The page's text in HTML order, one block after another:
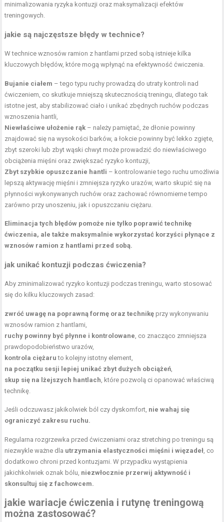
minimalizowania ryzyka kontuzji oraz maksymalizacji efektów
treningowych.
jakie są najczęstsze błędy w technice?
W technice wznosów ramion z hantlami przed sobą istnieje kilka
kluczowych błędów, które mogą wpłynąć na efektywność ćwiczenia.
Bujanie ciałem – tego typu ruchy prowadzą do utraty kontroli nad
ćwiczeniem, co skutkuje mniejszą skutecznością treningu, dlatego tak
istotne jest, aby stabilizować ciało i unikać zbędnych ruchów podczas
wznoszenia hantli,
Niewłaściwe ułożenie rąk – należy pamiętać, że dłonie powinny
znajdować się na wysokości barków, a łokcie powinny być lekko zgięte,
zbyt szeroki lub zbytwąski chwyt może prowadzić do niewłaściwego
obciążenia mięśni oraz zwiększać ryzyko kontuzji,
Zbyt szybkie opuszczanie hantli – kontrolowanie tego ruchu umożliwia
lepszą aktywację mięśni i zmniejsza ryzyko urazów, warto skupić się na
płynności wykonywanych ruchów oraz zachować równomierne tempo
zarówno przy unoszeniu, jak i opuszczaniu ciężaru.
Eliminacja tych błędów pomoże nie tylko poprawić technikę
ćwiczenia, ale także maksymalnie wykorzystać korzyści płynące z
wznosów ramion z hantlami przed sobą.
jak unikać kontuzji podczas ćwiczenia?
Aby zminimalizować ryzyko kontuzji podczas treningu, warto stosować
się do kilku kluczowych zasad:
zwróć uwagę na poprawną formę oraz technikę przy wykonywaniu
wznosów ramion z hantlami,
ruchy powinny być płynne i kontrolowane, co znacząco zmniejsza
prawdopodobieństwo urazów,
kontrola ciężaru to kolejny istotny element,
na początku sesji lepiej unikać zbyt dużych obciążeń,
skup się na lżejszych hantlach, które pozwolą ci opanować właściwą
technikę.
Jeśli odczuwasz jakikolwiek ból czy dyskomfort, nie wahaj się
ograniczyć zakresu ruchu.
Regularna rozgrzewka przed ćwiczeniami oraz stretching po treningu są
niezwykle ważne dla utrzymania elastyczności mięśni i więzadeł, co
dodatkowo chroni przed kontuzjami. W przypadku wystąpienia
jakichkolwiek oznak bólu, niezwłocznie przerwij aktywność i
skonsultuj się z fachowcem.
jakie wariacje ćwiczenia i rutynę treningową
można zastosować?